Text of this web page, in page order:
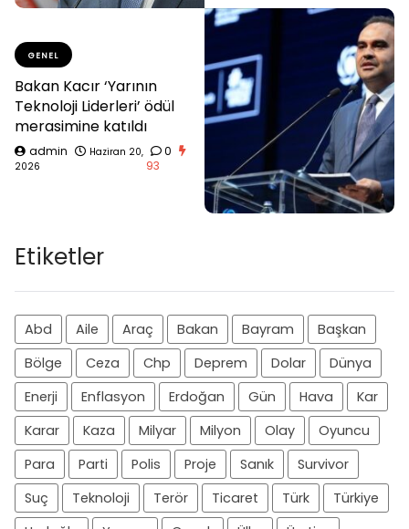
GENEL
Bakan Kacır ‘Yarının
Teknoloji Liderleri’ ödül
merasimine katıldı
admin
Haziran 20,
2026
0
93
Etiketler
Abd Aile Araç Bakan Bayram
Başkan
Bölge
Ceza Chp Deprem Dolar
Dünya
Enerji
Enflasyon Erdoğan Gün Hava
Kar
Karar
Kaza Milyar Milyon Olay
Oyuncu
Para
Parti Polis Proje Sanık
Survivor
Suç
Teknoloji Terör Ticaret Türk
Türkiye